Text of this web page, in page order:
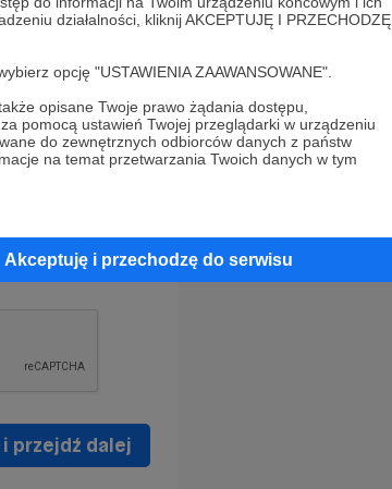
działalności, kliknij AKCEPTUJĘ I PRZECHODZĘ
opcję "USTAWIENIA ZAAWANSOWANE".
opisane Twoje prawo żądania dostępu,
pomocą ustawień Twojej przeglądarki w urządzeniu
do zewnętrznych odbiorców danych z państw
na temat przetwarzania Twoich danych w tym
Akceptuję i przechodzę do serwisu
danych
w celu
Patronite.
ta może zostać
przejdź dalej